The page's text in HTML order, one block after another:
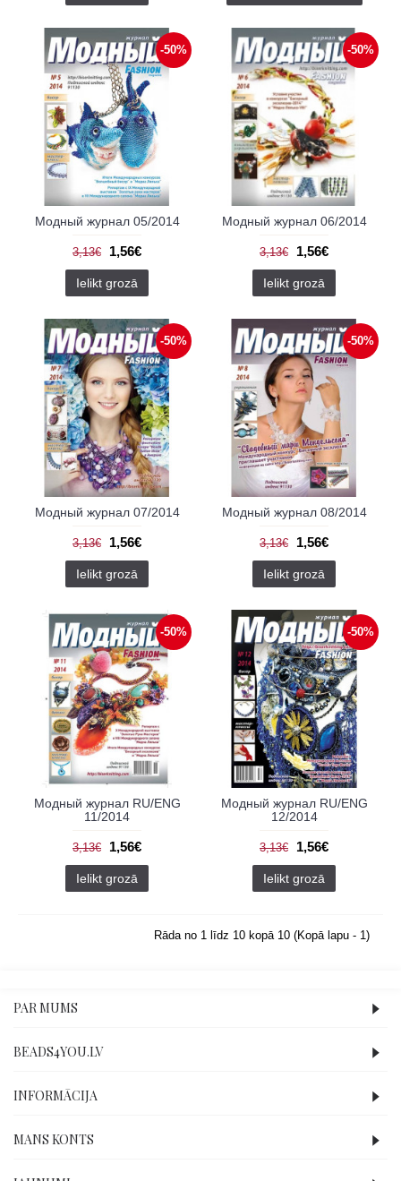
-50%
Модный журнал 05/2014
3,13€ 1,56€
Ielikt grozā
-50%
Модный журнал 06/2014
3,13€ 1,56€
Ielikt grozā
-50%
Модный журнал 07/2014
3,13€ 1,56€
Ielikt grozā
-50%
Модный журнал 08/2014
3,13€ 1,56€
Ielikt grozā
-50%
Модный журнал RU/ENG
11/2014
3,13€ 1,56€
Ielikt grozā
-50%
Модный журнал RU/ENG
12/2014
3,13€ 1,56€
Ielikt grozā
Rāda no 1 līdz 10 kopā 10 (Kopā lapu - 1)
PAR MUMS
BEADS4YOU.LV
INFORMĀCIJA
MANS KONTS